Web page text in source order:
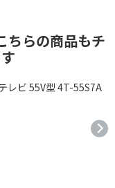
ちらの商品もチ
レビ 55V型 4T-55S7A